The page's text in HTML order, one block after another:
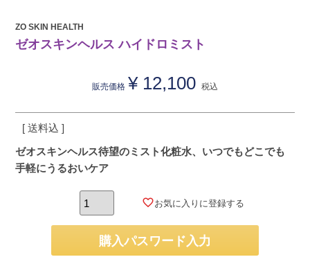
ZO SKIN HEALTH
ゼオスキンヘルス ハイドロミスト
販売価格 ¥ 12,100 税込
送料込
ゼオスキンヘルス待望のミスト化粧水、いつでもどこでも
手軽にうるおいケア
お気に入りに登録する
購入パスワード入力